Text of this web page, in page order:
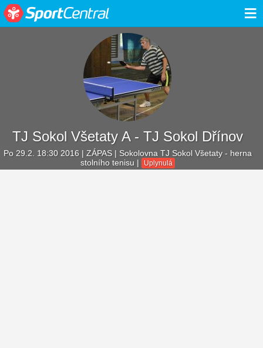
≡
TJ Sokol Všetaty A - TJ Sokol Dřínov
Po 29.2. 18:30 2016 | ZÁPAS | Sokolovna TJ Sokol Všetaty - herna
stolního tenisu |
Uplynulá